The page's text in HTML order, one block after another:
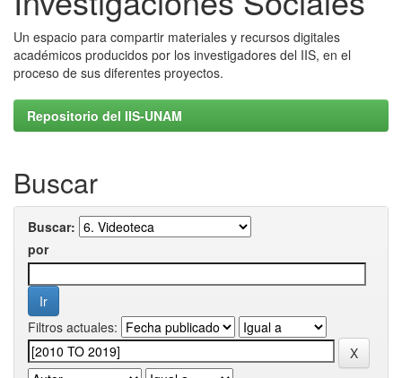
Un espacio para compartir materiales y recursos digitales
académicos producidos por los investigadores del IIS, en el
proceso de sus diferentes proyectos.
Repositorio del IIS-UNAM
Buscar
Buscar:
por
Filtros actuales: